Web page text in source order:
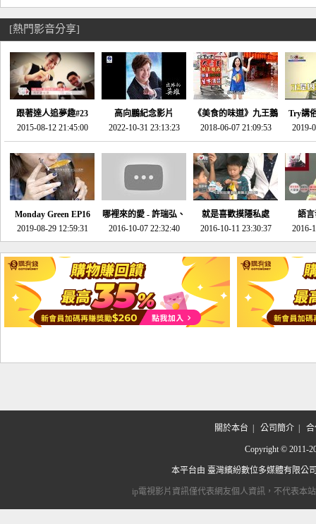
款遊戲打到骨折-電玩
宅速配20230119
直擊展前記者會-電玩
延期齁？-電玩宅速配
金鄉
[熱門影音分享]
跟著達人追夢趣#23
promo-我想開間咖啡
館(謝佳凌)
2015-08-12 21:45:00
高向鵬紀念影片
2022-10-31 23:13:23
《美食的味道》九王鵝
肉
2018-06-07 21:09:53
Try講
2019-
Monday Green EP16
超意外~環保原來可以
邊玩邊做！
2019-08-29 12:59:31
哪裡來的愛 - 許瑞弘、
李其芬
2016-10-07 22:32:40
就是喜歡摸隱私處
2016-10-11 23:30:37
語
2016-
關於本台 公司簡介| 合
Copyright © 2011-
本平台由 臺灣繽紛數位多媒體有限公
ip電視影片資訊僅代表網友個人資訊，不代表本